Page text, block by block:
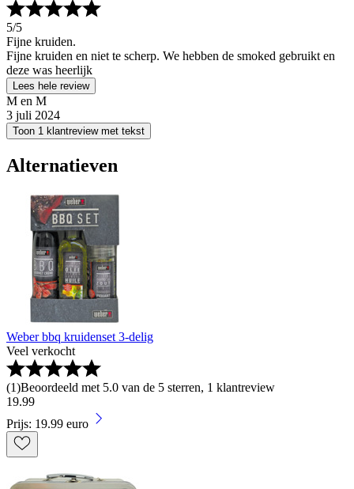
5/5
Fijne kruiden.
Fijne kruiden en niet te scherp. We hebben de smoked gebruikt en
deze was heerlijk
Lees hele review
M en M
3 juli 2024
Toon 1 klantreview met tekst
Alternatieven
Weber bbq kruidenset 3-delig
Veel verkocht
(1)Beoordeeld met 5.0 van de 5 sterren, 1 klantreview
19.99
Prijs: 19.99 euro